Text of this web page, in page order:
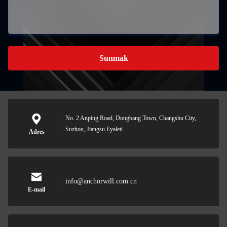
Sunmak
Adres
No. 2 Anping Road, Dongbang Town, Changshu City,
Suzhou, Jiangsu Eyaleti
E-mail
info@anchorwill.com.cn